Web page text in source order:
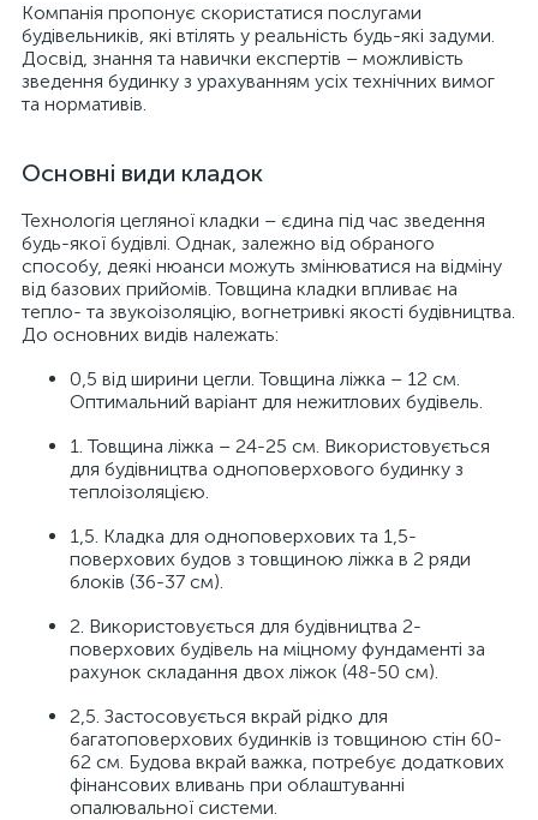
Компанія пропонує скористатися послугами
будівельників, які втілять у реальність будь-які задуми.
Досвід, знання та навички експертів – можливість
зведення будинку з урахуванням усіх технічних вимог
та нормативів.
Основні види кладок
Технологія цегляної кладки – єдина під час зведення
будь-якої будівлі. Однак, залежно від обраного
способу, деякі нюанси можуть змінюватися на відміну
від базових прийомів. Товщина кладки впливає на
тепло- та звукоізоляцію, вогнетривкі якості будівництва.
До основних видів належать:
0,5 від ширини цегли. Товщина ліжка – 12 см.
Оптимальний варіант для нежитлових будівель.
1. Товщина ліжка – 24-25 см. Використовується
для будівництва одноповерхового будинку з
теплоізоляцією.
1,5. Кладка для одноповерхових та 1,5-
поверхових будов з товщиною ліжка в 2 ряди
блоків (36-37 см).
2. Використовується для будівництва 2-
поверхових будівель на міцному фундаменті за
рахунок складання двох ліжок (48-50 см).
2,5. Застосовується вкрай рідко для
багатоповерхових будинків із товщиною стін 60-
62 см. Будова вкрай важка, потребує додаткових
фінансових вливань при облаштуванні
опалювальної системи.